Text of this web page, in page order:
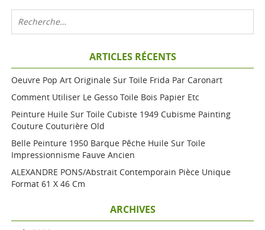
ARTICLES RÉCENTS
Oeuvre Pop Art Originale Sur Toile Frida Par Caronart
Comment Utiliser Le Gesso Toile Bois Papier Etc
Peinture Huile Sur Toile Cubiste 1949 Cubisme Painting
Couture Couturière Old
Belle Peinture 1950 Barque Pêche Huile Sur Toile
Impressionnisme Fauve Ancien
ALEXANDRE PONS/Abstrait Contemporain Pièce Unique
Format 61 X 46 Cm
ARCHIVES